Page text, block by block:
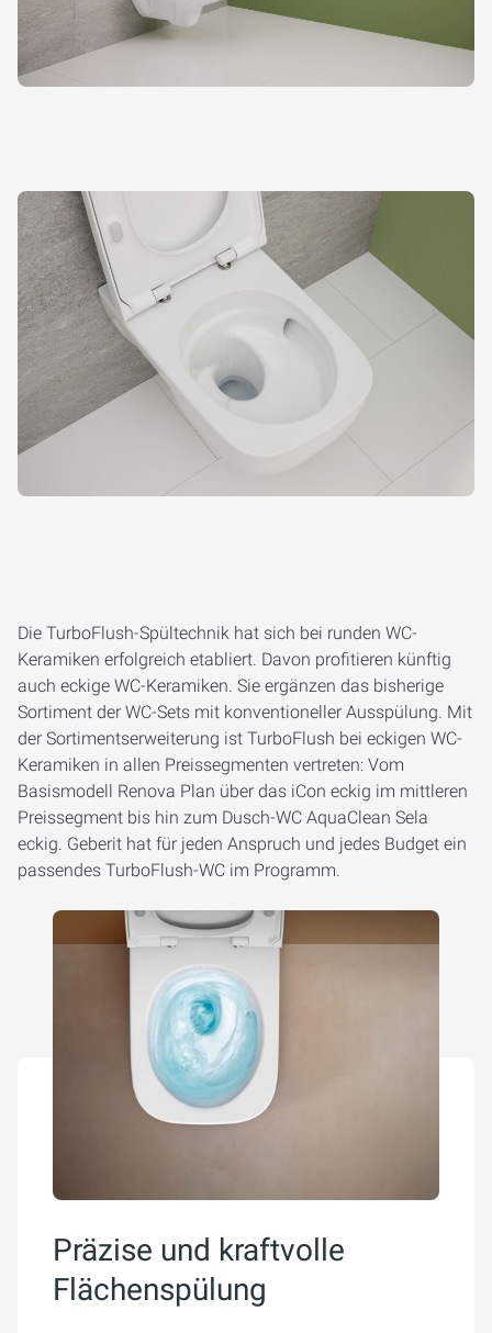
Die TurboFlush-Spültechnik hat sich bei runden WC-
Keramiken erfolgreich etabliert. Davon profitieren künftig
auch eckige WC-Keramiken. Sie ergänzen das bisherige
Sortiment der WC-Sets mit konventioneller Ausspülung. Mit
der Sortimentserweiterung ist TurboFlush bei eckigen WC-
Keramiken in allen Preissegmenten vertreten: Vom
Basismodell Renova Plan über das iCon eckig im mittleren
Preissegment bis hin zum Dusch-WC AquaClean Sela
eckig. Geberit hat für jeden Anspruch und jedes Budget ein
passendes TurboFlush-WC im Programm.
Präzise und kraftvolle
Flächenspülung